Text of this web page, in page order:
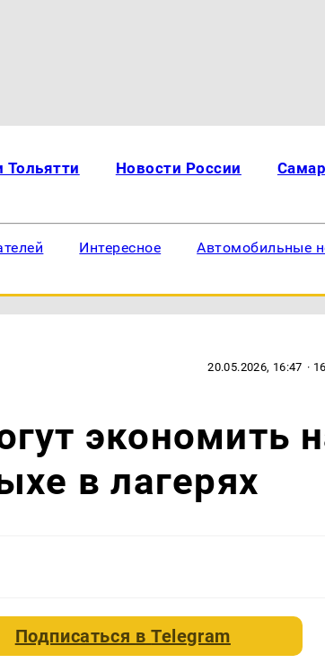
Тольятти Новости России
Интересное Автомобильные
20.05.2026, 16:47 ·
экономить
в лагерях
Подписаться вTelegram